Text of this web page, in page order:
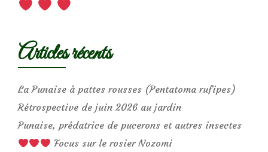
Articles récents
La Punaise à pattes rousses (Pentatoma rufipes)
Rétrospective de juin 2026 au jardin
Punaise, prédatrice de pucerons et autres insectes
Focus sur le rosier Nozomi